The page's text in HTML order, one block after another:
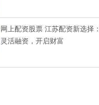
网上配资股票 江苏配资新选择
灵活融资，开启财富